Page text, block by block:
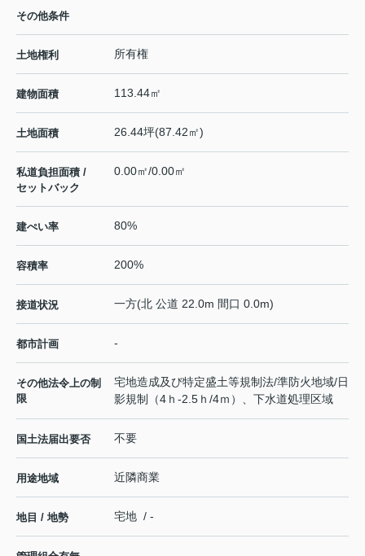
その他条件
土地権利 所有権
建物面積 113.44㎡
土地面積 26.44坪(87.42㎡)
私道負担面積 /
セットバック
0.00㎡/0.00㎡
建ぺい率 80%
容積率 200%
接道状況 一方(北 公道 22.0m 間口 0.0m)
都市計画 -
その他法令上の制
限
宅地造成及び特定盛土等規制法/準防火地域/日
影規制（4ｈ-2.5ｈ/4ｍ）、下水道処理区域
国土法届出要否 不要
用途地域 近隣商業
地目 / 地勢 宅地 / -